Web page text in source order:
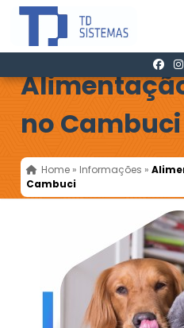
no Cambuci
Home » Informações »
Cambuci